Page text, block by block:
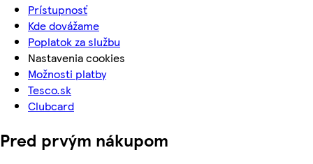
Prístupnosť
Kde dovážame
Poplatok za službu
Nastavenia cookies
Možnosti platby
Tesco.sk
Clubcard
Pred prvým nákupom